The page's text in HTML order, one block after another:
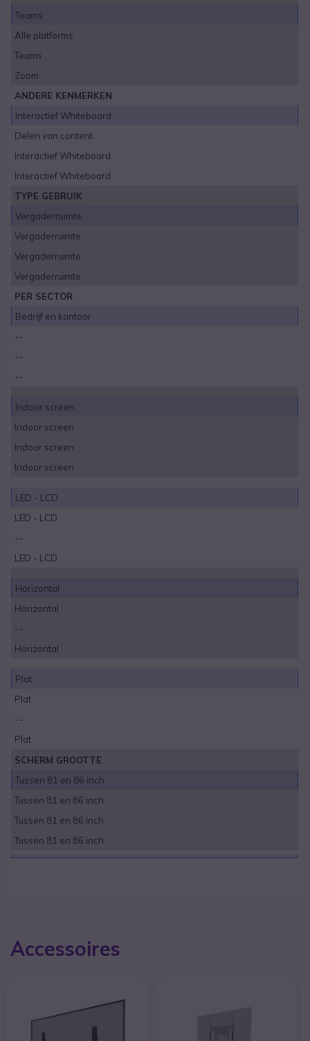
Teams
Alle platforms
Teams
Zoom
ANDERE KENMERKEN
Interactief Whiteboard
Delen van content
Interactief Whiteboard
Interactief Whiteboard
TYPE GEBRUIK
Vergaderruimte
Vergaderruimte
Vergaderruimte
Vergaderruimte
PER SECTOR
Bedrijf en kantoor
--
--
--
Indoor screen
Indoor screen
Indoor screen
Indoor screen
LED - LCD
LED - LCD
--
LED - LCD
Horizontal
Horizontal
--
Horizontal
Plat
Plat
--
Plat
SCHERM GROOTTE
Tussen 81 en 86 inch
Tussen 81 en 86 inch
Tussen 81 en 86 inch
Tussen 81 en 86 inch
Accessoires